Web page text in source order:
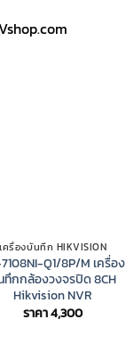
เครื่องบันทึก HIKVISION
Q1/8P/M เครื่อง
ทึกกล้องวงจรปิด 8CH
Hikvision NVR
ราคา4,300